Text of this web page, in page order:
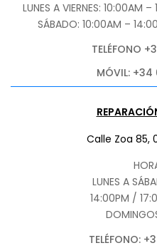
LUNES A VIERNES:
SÁBADO: 10:00AM –
TELÉFONO
MÓVIL:
Calle Zoa 85,
LUNES A
14:00PM /
TELÉFONO: